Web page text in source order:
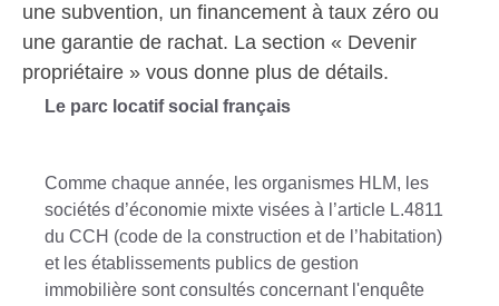
une subvention, un financement à taux zéro ou
une garantie de rachat. La section « Devenir
propriétaire » vous donne plus de détails.
Le parc locatif social français
Comme chaque année, les organismes HLM, les
sociétés d’économie mixte visées à l’article L.481­1
du CCH (code de la construction et de l’habitation)
et les établissements publics de gestion
immobilière sont consultés concernant l'enquête